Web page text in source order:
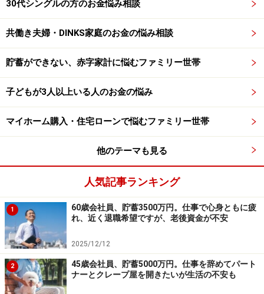
30代シングルの方のお金悩み相談
共働き夫婦・DINKS家庭のお金の悩み相談
貯蓄ができない、赤字家計に悩むファミリー世帯
子どもが3人以上いる人のお金の悩み
マイホーム購入・住宅ローンで悩むファミリー世帯
他のテーマも見る
人気記事ランキング
1
60歳会社員、貯蓄3500万円。仕事で心身ともに疲
れ、近く退職希望ですが、老後資金が不安
2025/12/12
2
45歳会社員、貯蓄5000万円。仕事を辞めてパート
ナーとクレープ屋を開きたいが生活の不安も